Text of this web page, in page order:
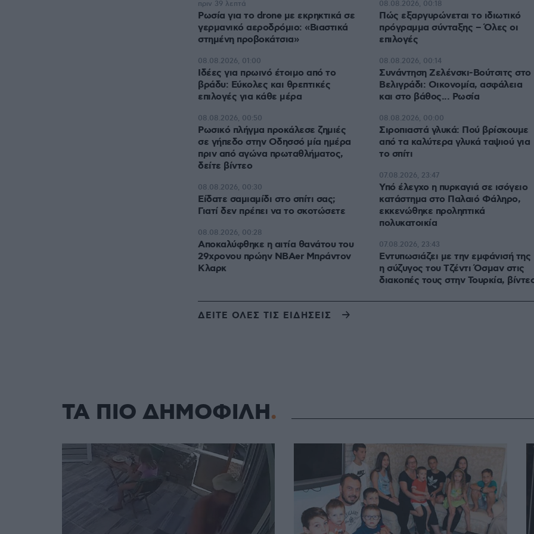
Ρωσία για το drone με εκρηκτικά σε
γερμανικό αεροδρόμιο: «Βιαστικά
στημένη προβοκάτσια»
πριν 39 λεπτά
Ιδέες για πρωινό έτοιμο από το
βράδυ: Εύκολες και θρεπτικές
επιλογές για κάθε μέρα
08.08.2026, 01:00
Ρωσικό πλήγμα προκάλεσε ζημιές
σε γήπεδο στην Οδησσό μία ημέρα
πριν από αγώνα πρωταθλήματος,
δείτε βίντεο
08.08.2026, 00:50
Είδατε σαμιαμίδι στο σπίτι σας;
Γιατί δεν πρέπει να το σκοτώσετε
08.08.2026, 00:30
Αποκαλύφθηκε η αιτία θανάτου του
29χρονου πρώην NBAer Μπράντον
Κλαρκ
08.08.2026, 00:28
Πώς εξαργυρώνεται το ιδιωτικό
πρόγραμμα σύνταξης – Όλες οι
επιλογές
08.08.2026, 00:18
Συνάντηση Ζελένσκι-Βούτσιτς στο
Βελιγράδι: Οικονομία, ασφάλεια
και στο βάθος... Ρωσία
08.08.2026, 00:14
Σιροπιαστά γλυκά: Πού βρίσκουμε
από τα καλύτερα γλυκά ταψιού για
το σπίτι
08.08.2026, 00:00
Υπό έλεγχο η πυρκαγιά σε ισόγειο
κατάστημα στο Παλαιό Φάληρο,
εκκενώθηκε προληπτικά
πολυκατοικία
07.08.2026, 23:47
Εντυπωσιάζει με την εμφάνισή της
η σύζυγος του Τζέντι Όσμαν στις
διακοπές τους στην Τουρκία,
07.08.2026, 23:43
ΔΕΙΤΕ ΟΛΕΣ ΤΙΣ ΕΙΔΗΣΕΙΣ
ΤΑ ΠΙΟ ΔΗΜΟΦΙΛΗ